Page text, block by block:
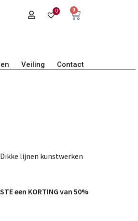
0 0
Veiling Contact
lijnen kunstwerken
een KORTING van 50%